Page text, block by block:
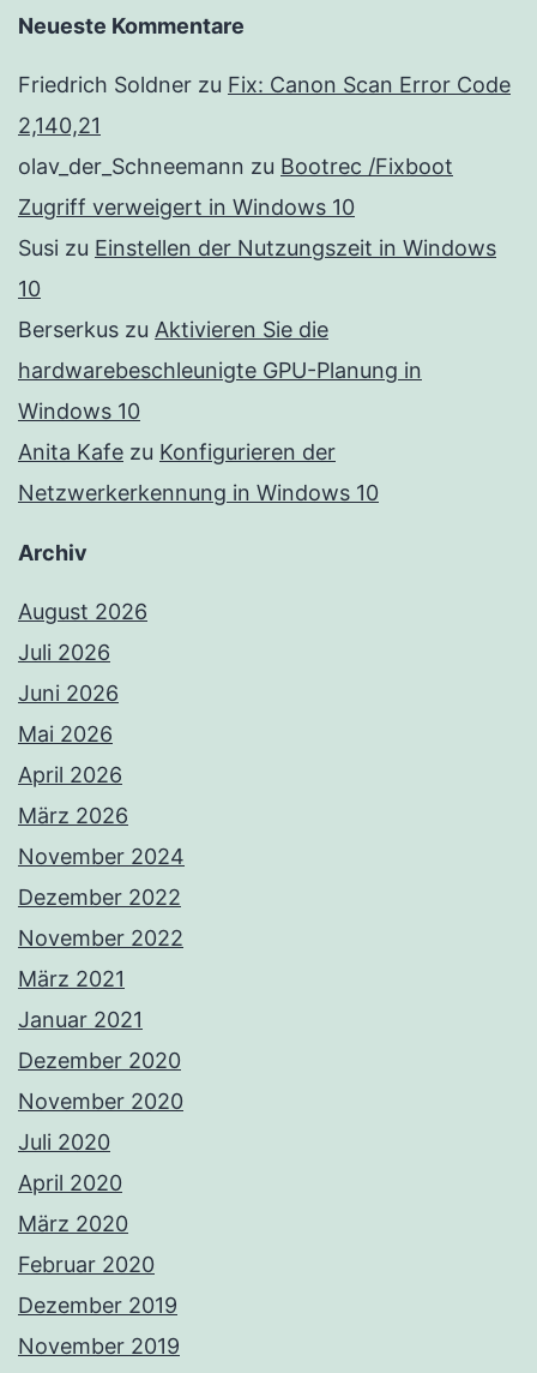
Neueste Kommentare
Friedrich Soldner zu Fix: Canon Scan Error Code
2,140,21
olav_der_Schneemann zu Bootrec /Fixboot
Zugriff verweigert in Windows 10
Susi zu Einstellen der Nutzungszeit in Windows
10
Berserkus zu Aktivieren Sie die
hardwarebeschleunigte GPU-Planung in
Windows 10
Anita Kafe zu Konfigurieren der
Netzwerkerkennung in Windows 10
Archiv
August 2026
Juli 2026
Juni 2026
Mai 2026
April 2026
März 2026
November 2024
Dezember 2022
November 2022
März 2021
Januar 2021
Dezember 2020
November 2020
Juli 2020
April 2020
März 2020
Februar 2020
Dezember 2019
November 2019